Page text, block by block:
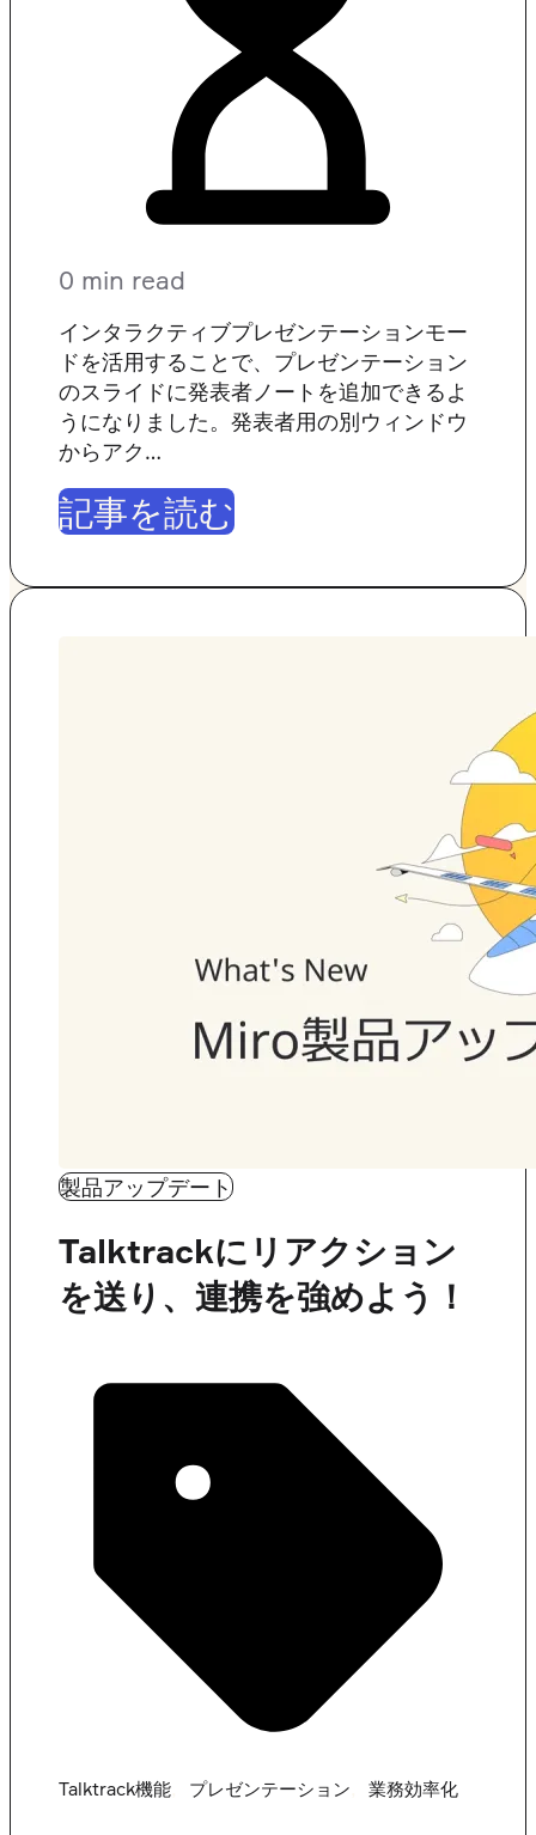
0 min read
インタラクティブプレゼンテーションモー
ドを活用することで、プレゼンテーション
のスライドに発表者ノートを追加できるよ
うになりました。発表者用の別ウィンドウ
からアク…
記事を読む
製品アップデート
Talktrackにリアクション
を送り、連携を強めよう！
Talktrack機能 プレゼンテーション 業務効率化